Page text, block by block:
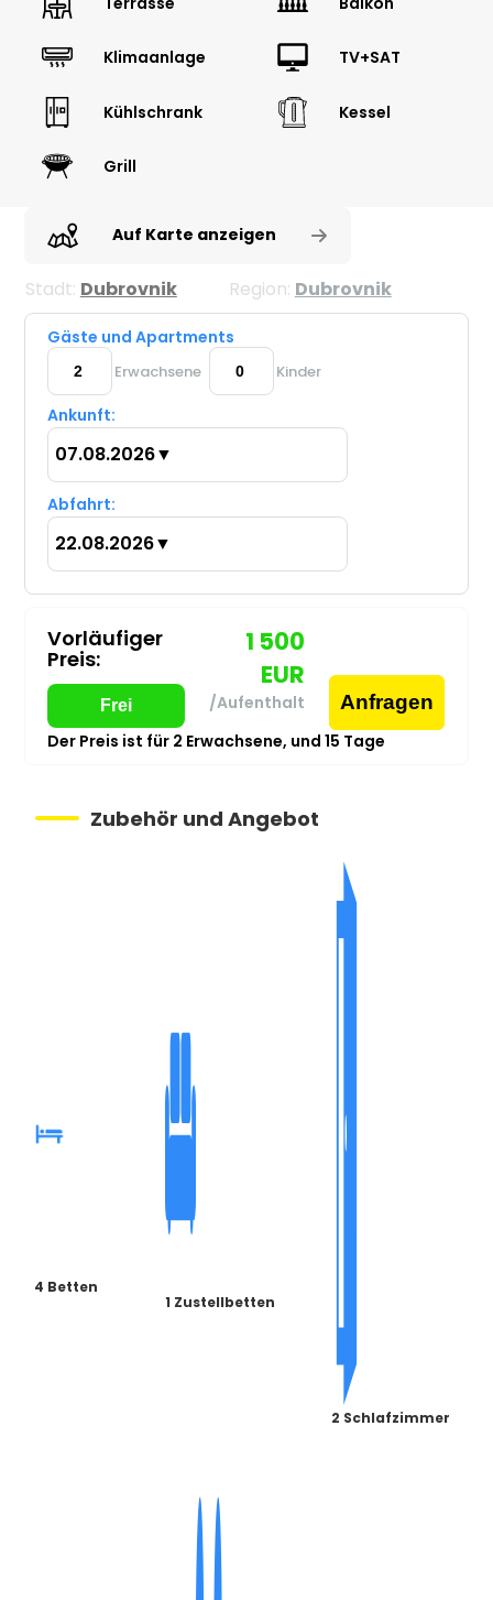
Klimaanlage TV+SAT
Kühlschrank Kessel
Grill
Auf Karte anzeigen
Stadt: Dubrovnik Region: Dubrovnik
Gäste und Apartments
Erwachsene Kinder
Ankunft:
07.08.2026▼
Abfahrt:
22.08.2026▼
Vorläufiger
Preis:
Frei
1 500
EUR
/Aufenthalt Anfragen
Der Preis ist für 2 Erwachsene, und 15 Tage
Zubehör und Angebot
4 Betten
1 Zustellbetten
2 Schlafzimmer